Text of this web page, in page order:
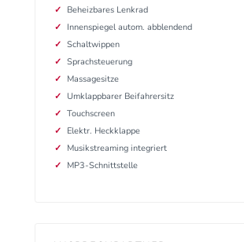
Beheizbares Lenkrad
Innenspiegel autom. abblendend
Schaltwippen
Sprachsteuerung
Massagesitze
Umklappbarer Beifahrersitz
Touchscreen
Elektr. Heckklappe
Musikstreaming integriert
MP3-Schnittstelle